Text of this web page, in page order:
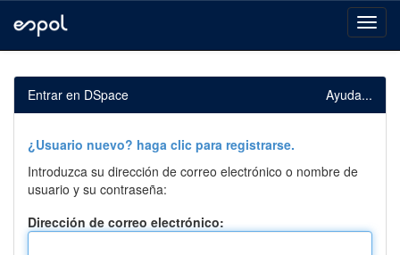
navigation
Entrar en DSpace Ayuda...
¿Usuario nuevo? haga clic para registrarse.
Introduzca su dirección de correo electrónico o nombre de
usuario y su contraseña:
Dirección de correo electrónico: